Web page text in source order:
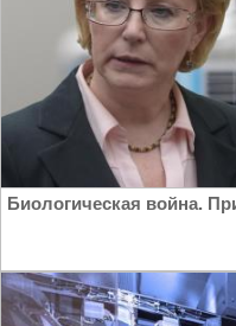
Биологическая война.